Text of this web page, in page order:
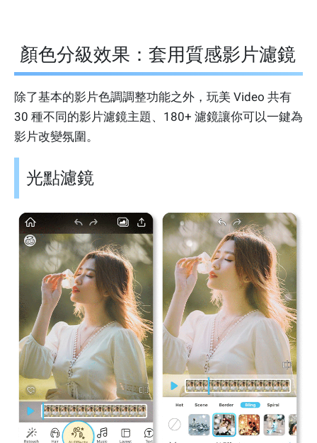
顏色分級效果：套用質感影片濾鏡
除了基本的影片色調調整功能之外，玩美 Video 共有
30 種不同的影片濾鏡主題、180+ 濾鏡讓你可以一鍵為
影片改變氛圍。
光點濾鏡